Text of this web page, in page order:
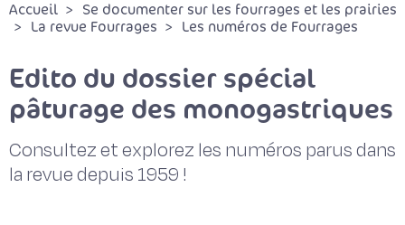
Accueil
Se documenter sur les fourrages et les prairies
La revue Fourrages
Les numéros de Fourrages
Edito du dossier spécial
pâturage des monogastriques
Consultez et explorez les numéros parus dans
la revue depuis 1959 !